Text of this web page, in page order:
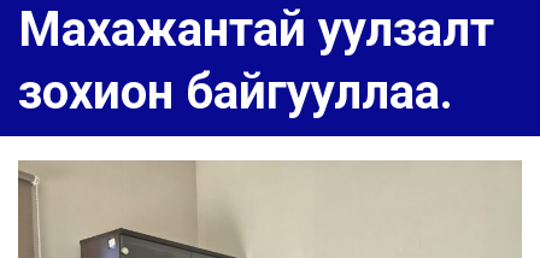
Махажантай уулзалт
зохион байгууллаа.